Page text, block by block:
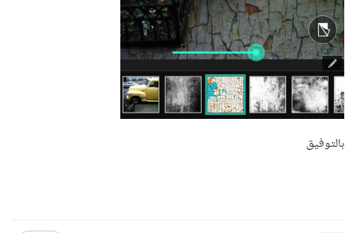
بالتوفيق